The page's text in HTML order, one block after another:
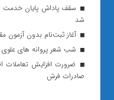
شد
آغاز ثبت‌نام بدون آزمون
شب شعر پروانه های علوی
ضرورت افزایش تعاملات
صادرات فرش